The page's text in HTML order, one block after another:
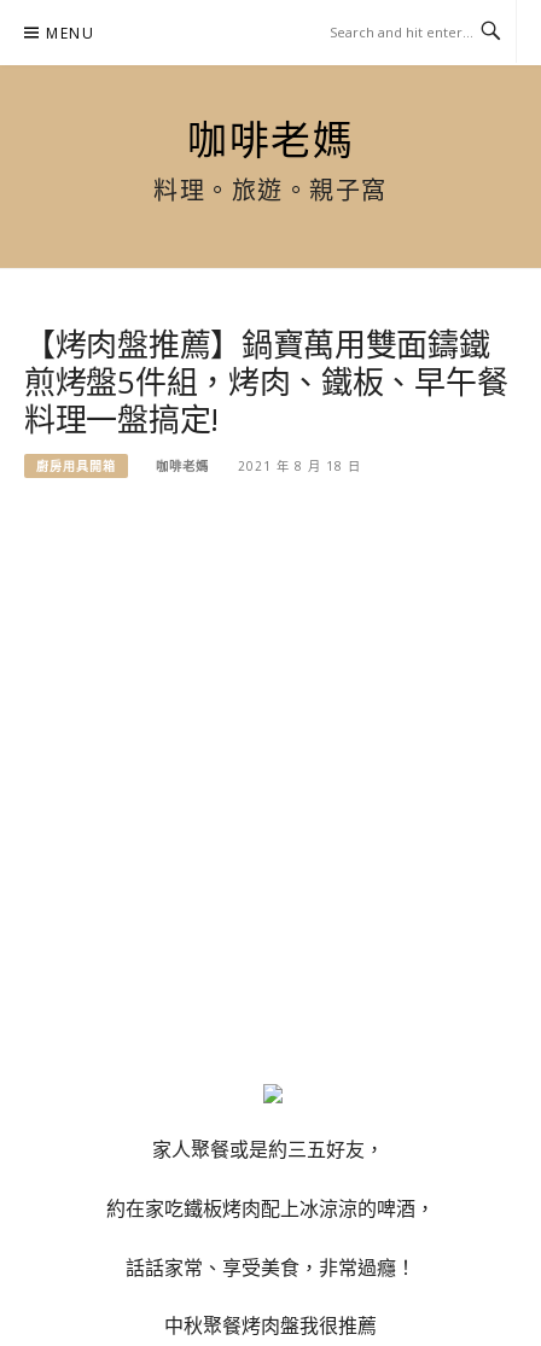
content
MENU
咖啡老媽
料理。旅遊。親子窩
【烤肉盤推薦】鍋寶萬用雙面鑄鐵
煎烤盤5件組，烤肉、鐵板、早午餐
料理一盤搞定!
廚房用具開箱 咖啡老媽 2021 年 8 月 18 日
家人聚餐或是約三五好友，
約在家吃鐵板烤肉配上冰涼涼的啤酒，
話話家常、享受美食，非常過癮！
中秋聚餐烤肉盤我很推薦